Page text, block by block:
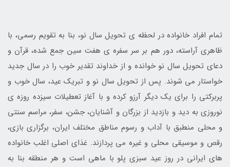
تمام افراد خانواده در لحظه ی تحویل سال نو، بنا به تقویم رسمی، با
ظاهری آراسته، دور هم بر سر سفره‌ ی هفت سین جمع شده، قرآن و
دعای تحویل سال نو خوانده و از خداوند تقدیر خوب را در سال جدید
خواستار می ‌شوند. پس از تحویل سال نو و تبریک عید، سال خوب و
پربرکتی را برای یک دیگر آرزو کرده و با آغاز تعطیلات سیزده روزه‌ ی
نوروزی به دید و بازدید از بزرگان و آشنایان، جشن، سفر، مراسم سنتی
و محلی منطبق با آداب و رسوم مناطق مختلف ایران، برگزاری بازی،
رقص و موسیقی محلی و غیره می ‌پردازند. غذای اصلی اغلب خانواده
‌های ایرانی در روز عید سبزی پلو با ماهی است و هر منطقه بنا به